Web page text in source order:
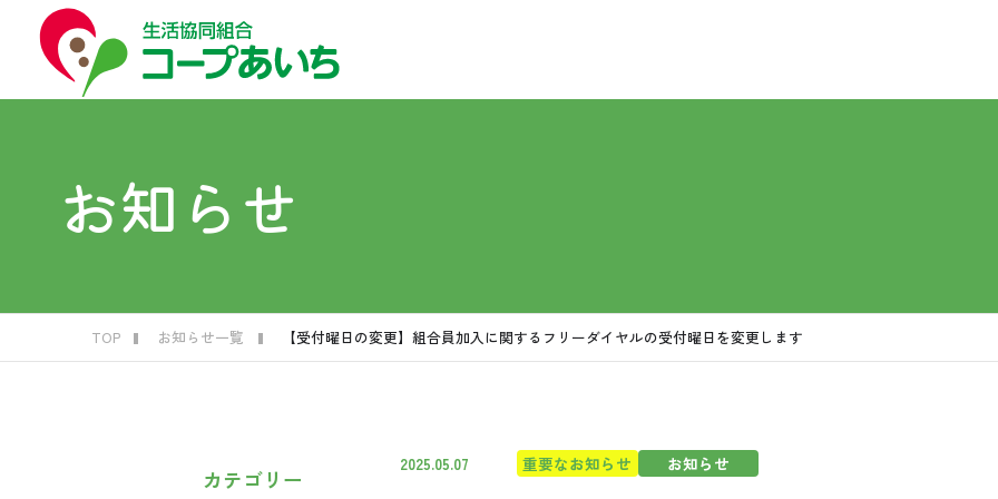
お知らせ
TOP お知らせ一覧 【受付曜日の変更】組合員加入に関するフリーダイヤルの受付曜日を変更します
カテゴリー
2025.05.07 重要なお知らせ お知らせ